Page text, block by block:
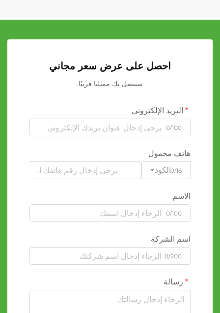
احصل على عرض سعر مجاني
سيتصل بك ممثلنا قريبًا.
البريد الإلكتروني
0/100
هاتف محمول
الكود0/16
الاسم
0/100
اسم الشركة
0/200
رسالة